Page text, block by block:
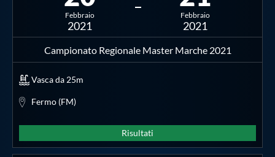
Febbraio
2021
Febbraio
2021
Campionato Regionale Master Marche 2021
Vasca da 25m
Fermo (FM)
Risultati